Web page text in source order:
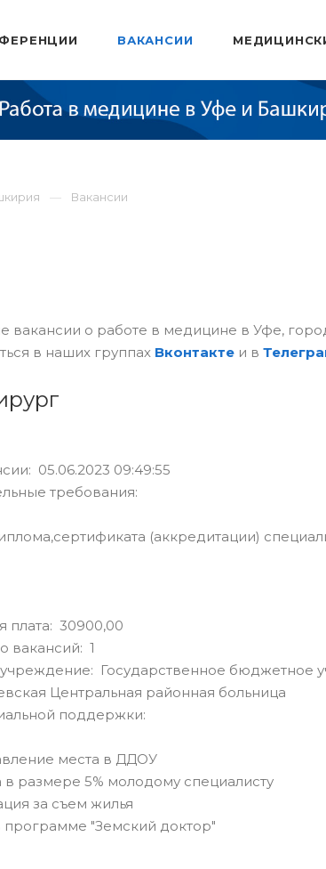
ВАКАНСИИ
Вакансии
вакансии о работе в медицине в Уфе,
в наших группах Вконтактеи в
05.06.2023 09:49:55
требования:
(аккредитации)
плата: 30900,00
вакансий: 1
Государственное бюджетное
Центральная районная больница
поддержки:
места в ДДОУ
в размере 5% молодому специалисту
за съем жилья
программе "Земский доктор"